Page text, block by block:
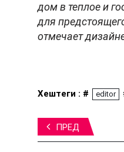
дом в теплое и
для
отмечает
Хештеги : # editor
ПРЕД